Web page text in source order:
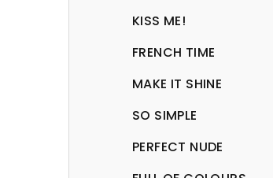
KISS ME!
FRENCH TIME
MAKE IT SHINE
SO SIMPLE
PERFECT NUDE